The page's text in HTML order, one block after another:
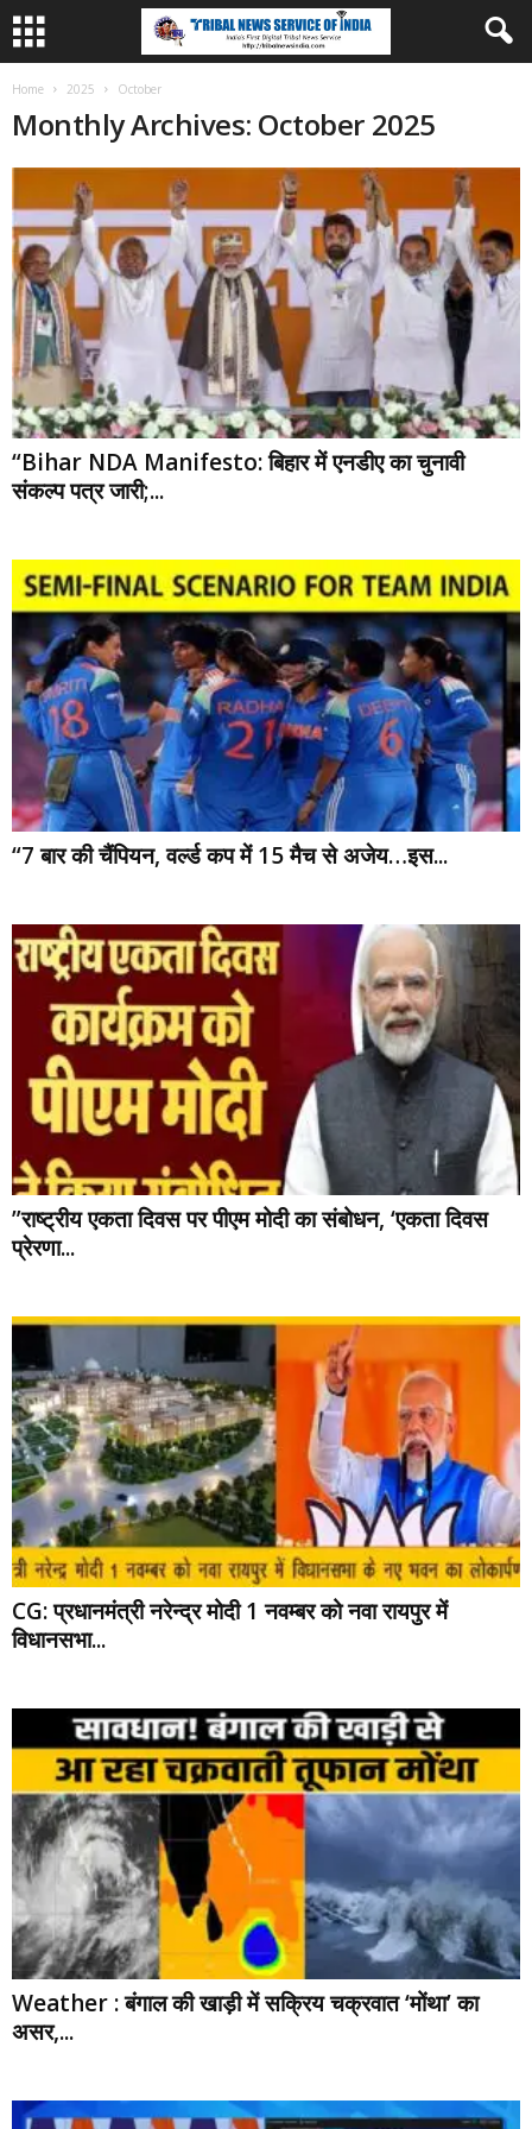
Home 2025 October
Monthly Archives: October 2025
“Bihar NDA Manifesto: बिहार में एनडीए का चुनावी
संकल्प पत्र जारी;...
“7 बार की चैंपियन, वर्ल्ड कप में 15 मैच से अजेय…इस...
”राष्ट्रीय एकता दिवस पर पीएम मोदी का संबोधन, ‘एकता दिवस
प्रेरणा...
CG: प्रधानमंत्री नरेन्द्र मोदी 1 नवम्बर को नवा रायपुर में
विधानसभा...
Weather : बंगाल की खाड़ी में सक्रिय चक्रवात ‘मोंथा’ का
असर,...